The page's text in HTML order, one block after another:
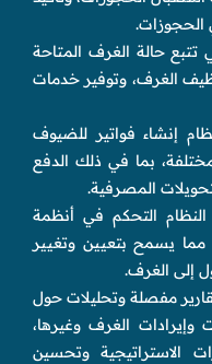
الحجوزات.
تتبع حالة الغرف المتاحة
الغرف، وتوفير خدمات
إنشاء فواتير للضيوف
بما في ذلك الدفع
المصرفية.
التحكم في أنظمة
مما يسمح بتعيين وتغيير
إلى الغرف.
مفصلة وتحليلات حول
وإيرادات الغرف وغيرها،
الاستراتيجية وتحسين